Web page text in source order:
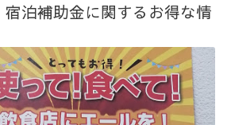
宿泊補助金に関するお得な情